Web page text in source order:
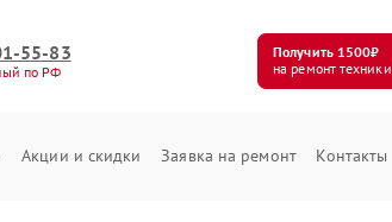
55-83
по РФ
Получить 1500₽
на ремонт техники
Акции и скидки Заявка на ремонт Контакты